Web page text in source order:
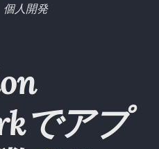
個人開発
でアプ